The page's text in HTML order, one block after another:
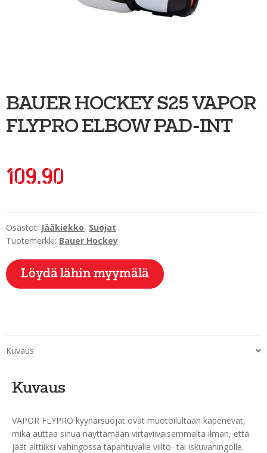
Sportia-tili
BAUER HOCKEY S25 VAPOR
FLYPRO ELBOW PAD-INT
109.90
Osastot: Jääkiekko, Suojat
Tuotemerkki: Bauer Hockey
Löydä lähin myymälä
Kuvaus
Kuvaus
VAPOR FLYPRO kyynärsuojat ovat muotoilultaan kapenevat,
mikä auttaa sinua näyttämään virtaviivaisemmalta ilman, että
jäät alttiiksi vahingossa tapahtuvalle viilto- tai iskuvahingolle.